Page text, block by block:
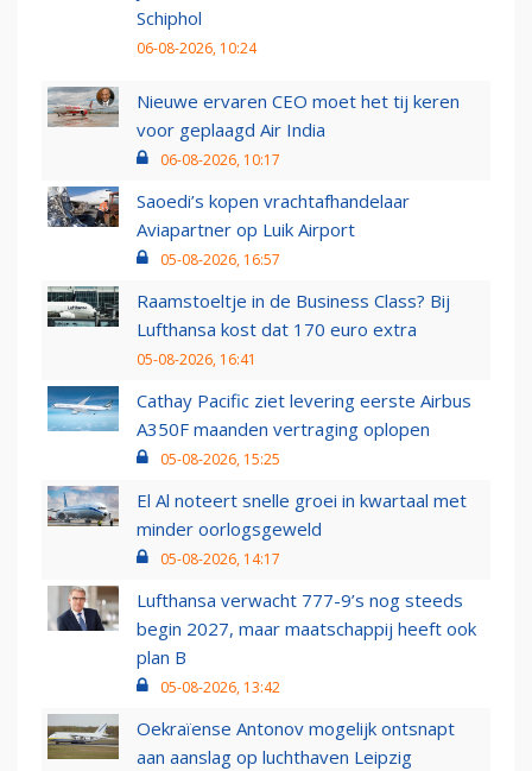
Schiphol
06-08-2026, 10:24
Nieuwe ervaren CEO moet het tij keren
voor geplaagd Air India
06-08-2026, 10:17
Saoedi’s kopen vrachtafhandelaar
Aviapartner op Luik Airport
05-08-2026, 16:57
Raamstoeltje in de Business Class? Bij
Lufthansa kost dat 170 euro extra
05-08-2026, 16:41
Cathay Pacific ziet levering eerste Airbus
A350F maanden vertraging oplopen
05-08-2026, 15:25
El Al noteert snelle groei in kwartaal met
minder oorlogsgeweld
05-08-2026, 14:17
Lufthansa verwacht 777-9’s nog steeds
begin 2027, maar maatschappij heeft ook
plan B
05-08-2026, 13:42
Oekraïense Antonov mogelijk ontsnapt
aan aanslag op luchthaven Leipzig